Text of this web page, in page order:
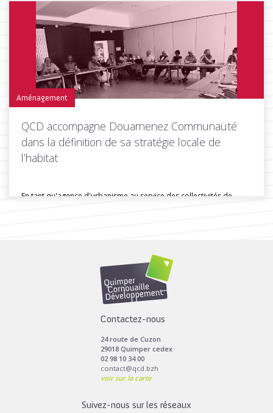
Toutes les actus de cette rubrique LIRE LA SUITE
Aménagement
QCD accompagne Douarnenez Communauté
dans la définition de sa stratégie locale de
l’habitat
En tant qu'agence d'urbanisme au service des collectivités de
Toutes les actus de cette rubrique
Contactez-nous
24 route de Cuzon
29018 Quimper cedex
02 98 10 34 00
contact@qcd.bzh
voir sur la carte
Suivez-nous sur les réseaux